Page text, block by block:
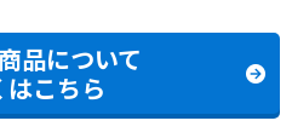
品について
はこちら